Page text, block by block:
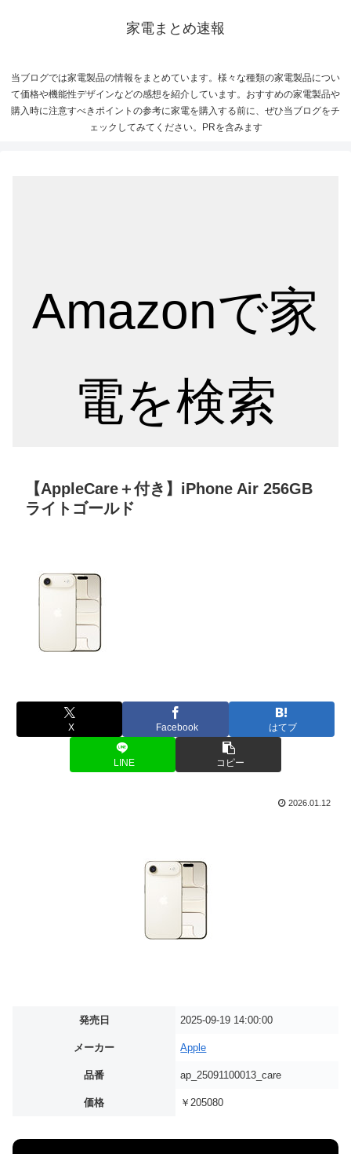
家電まとめ速報
当ブログでは家電製品の情報をまとめています。様々な種類の家電製品につい
て価格や機能性デザインなどの感想を紹介しています。おすすめの家電製品や
購入時に注意すべきポイントの参考に家電を購入する前に、ぜひ当ブログをチ
ェックしてみてください。PRを含みます
Amazonで家
電を検索
【AppleCare＋付き】iPhone Air 256GB
ライトゴールド
X Facebook はてブ
LINE コピー
2026.01.12
発売日 2025-09-19 14:00:00
メーカー Apple
品番 ap_25091100013_care
価格 ￥205080